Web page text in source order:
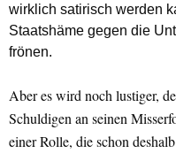
wirklich satirisch werden
Staatshäme gegen die
frönen.
Aber es wird noch lustiger,
Schuldigen an seinen
einer Rolle, die schon